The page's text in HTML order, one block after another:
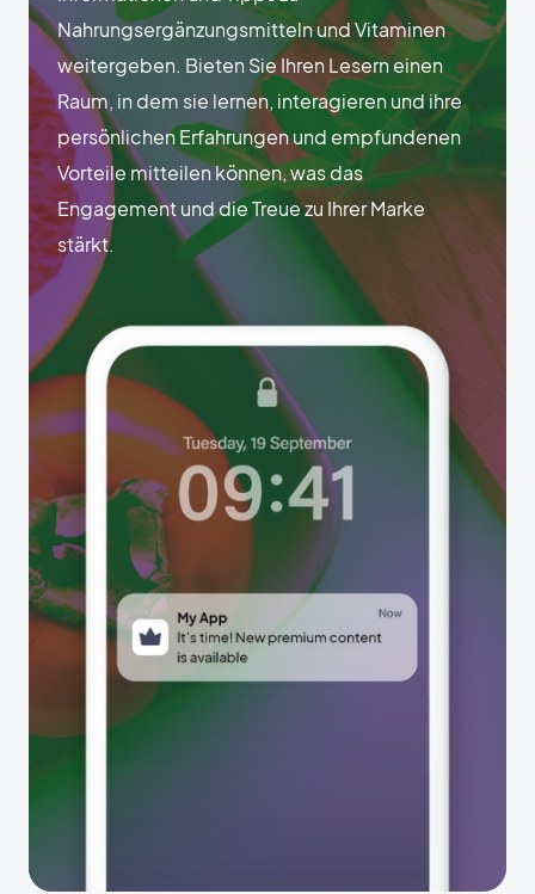
Nahrungsergänzungsmitteln und Vitaminen
weitergeben. Bieten Sie Ihren Lesern einen
Raum, in dem sie lernen, interagieren und ihre
persönlichen Erfahrungen und empfundenen
Vorteile mitteilen können, was das
Engagement und die Treue zu Ihrer Marke
stärkt.